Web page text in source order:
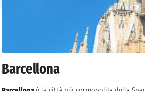
Barcellona